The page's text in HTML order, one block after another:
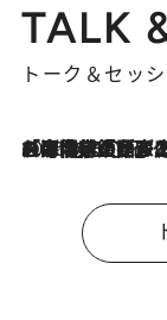
TALK
トーク＆セッ
2026.8.3
「今後値上げがあるとすれば…」「リスクがあるのは今年の冬」エネルギー専門家が語る、ホルムズ海峡封鎖が家庭にもたらす“ある心配”